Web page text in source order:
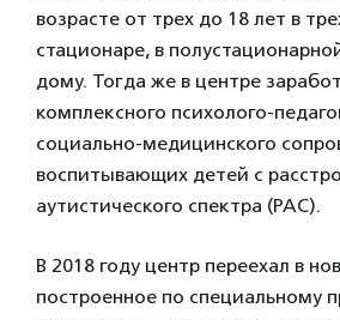
возрасте от трех до 18 лет в
стационаре, в
дому. Тогда же в центре
комплексного психолого-
социально-медицинского
воспитывающих детей с
аутистического спектра (РАС).
В 2018 году центр переехал в
построенное по специальному